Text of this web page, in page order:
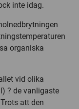
inte idag.
organiska
vid olika
? de vanligaste
att den